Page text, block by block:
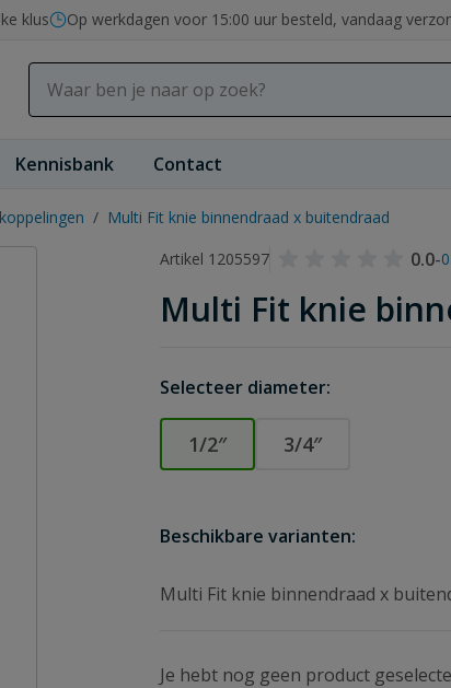
klus Op werkdagen voor 15:00 uur besteld, vandaag
Kennisbank Contact
/ Multi Fit knie binnendraad x buitendraad
Artikel 1205597
0.0-
Multi Fit knie
Selecteer diameter:
1/2″ 3/4″
Beschikbare varianten:
Multi Fit knie binnendraad x
Je hebt nog geen product